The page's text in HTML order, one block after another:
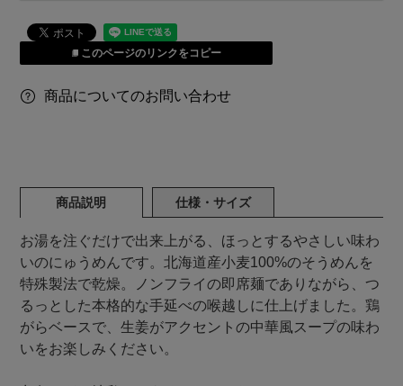
このページのリンクをコピー
商品についてのお問い合わせ
商品説明 仕様・サイズ
お湯を注ぐだけで出来上がる、ほっとするやさしい味わ
いのにゅうめんです。北海道産小麦100%のそうめんを
特殊製法で乾燥。ノンフライの即席麺でありながら、つ
るっとした本格的な手延べの喉越しに仕上げました。鶏
がらベースで、生姜がアクセントの中華風スープの味わ
いをお楽しみください。